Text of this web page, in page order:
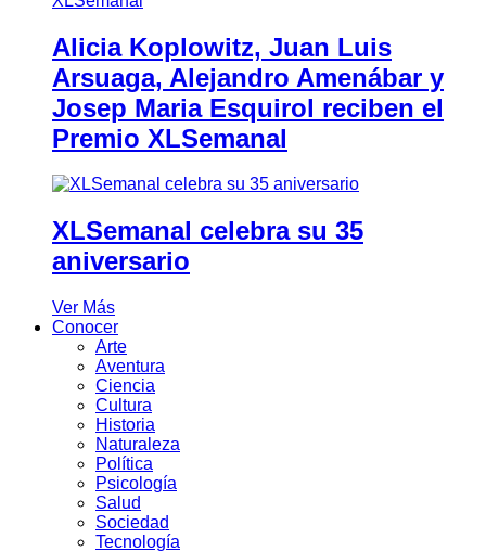
Alicia Koplowitz, Juan Luis
Arsuaga, Alejandro Amenábar y
Josep Maria Esquirol reciben el
Premio XLSemanal
XLSemanal celebra su 35
aniversario
Ver Más
Conocer
Arte
Aventura
Ciencia
Cultura
Historia
Naturaleza
Política
Psicología
Salud
Sociedad
Tecnología